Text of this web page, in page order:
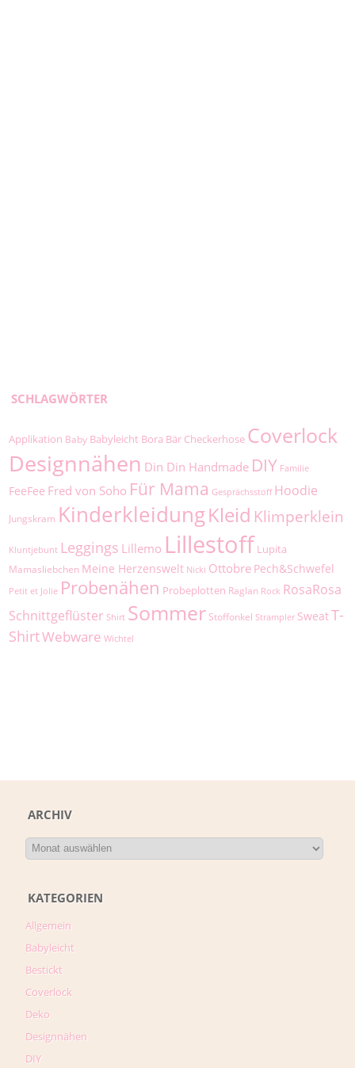
SCHLAGWÖRTER
Applikation Baby Babyleicht Bora Bär Checkerhose Coverlock
Designnähen Din Din Handmade DIY Familie
FeeFee Fred von Soho Für Mama Gesprächsstoff Hoodie
Jungskram KinderkleidungKleid Klimperklein
Kluntjebunt Leggings Lillemo Lillestoff Lupita
Mamasliebchen Meine Herzenswelt Nicki Ottobre Pech&Schwefel
Petit et Jolie Probenähen Probeplotten Raglan Rock RosaRosa
Schnittgeflüster Shirt Sommer Stoffonkel Strampler SweatT-
ShirtWebware Wichtel
ARCHIV
KATEGORIEN
Allgemein
Babyleicht
Bestickt
Coverlock
Deko
Designnähen
DIY